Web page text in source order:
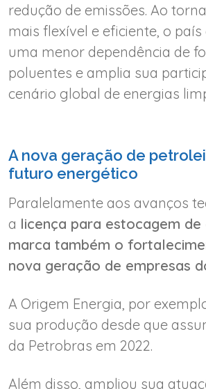
redução de emissões. Ao
mais flexível e eficiente, o
uma menor dependência de
poluentes e amplia sua
cenário global de energias
A nova geração de
futuro energético
Paralelamente aos avanços
a licença para estocagem de
marca também o
nova geração de empresas
A Origem Energia, por
sua produção desde que
da Petrobras em 2022.
Além disso, ampliou sua